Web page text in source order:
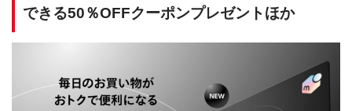
できる50％OFFクーポンプレゼントほか